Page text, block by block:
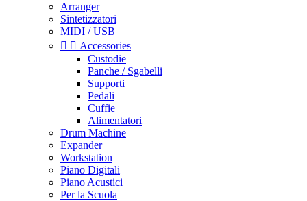
Arranger
Sintetizzatori
MIDI / USB
  Accessories
Custodie
Panche / Sgabelli
Supporti
Pedali
Cuffie
Alimentatori
Drum Machine
Expander
Workstation
Piano Digitali
Piano Acustici
Per la Scuola